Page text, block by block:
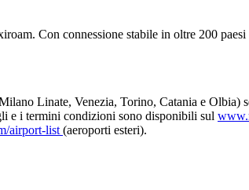
Con connessione stabile in oltre 200
Linate, Venezia, Torino, Catania e Olbia)
e i termini condizioni sono disponibili sul
airport-list(aeroporti esteri).